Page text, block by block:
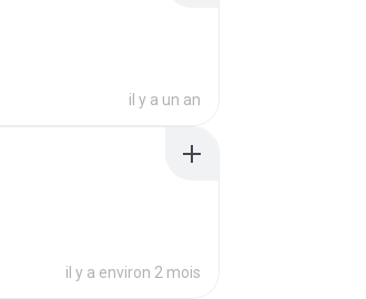
il y a un an
il y a environ 2 mois